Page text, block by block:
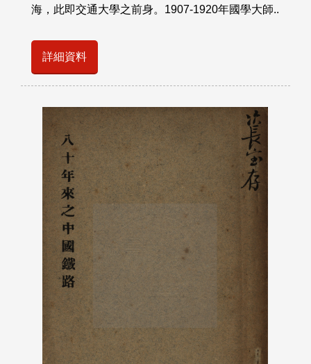
海，此即交通大學之前身。1907-1920年國學大師..
詳細資料